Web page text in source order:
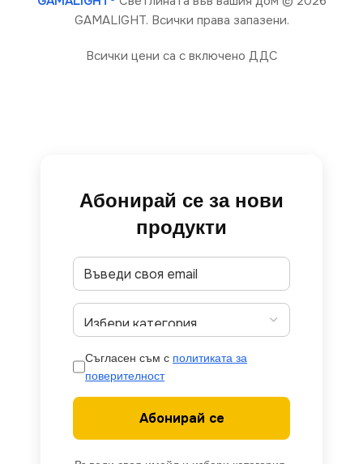
GAMALIGHT. Всички права запазени.
Всички цени са с включено ДДС
Абонирай се за нови
продукти
Съгласен съм с политиката за
поверителност
Абонирай се